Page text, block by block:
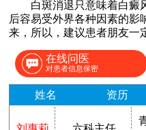
白斑消退只意味着白癜
后容易受外界各种因素的影
来，所以，建议患者朋友一
在线问医
对患者信息保密
姓名 资历